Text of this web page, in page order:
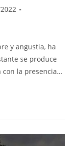
y angustia, ha
se produce
con la presencia…